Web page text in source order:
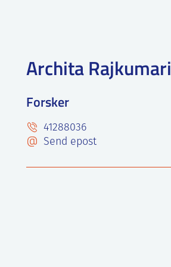
Archita Rajkumari
Forsker
41288036
Send epost